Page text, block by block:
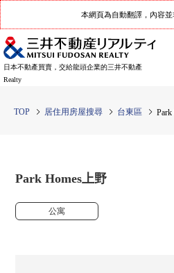
本網頁為自動翻譯，內容並
日本不動產買賣，交給龍頭企業的三井不動產
Realty
TOP 居住用房屋搜尋 台東區
Park Homes上野
公寓